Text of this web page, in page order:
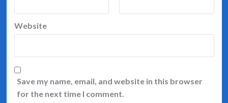
Website
Save my name, email, and website in this browser
for the next time I comment.